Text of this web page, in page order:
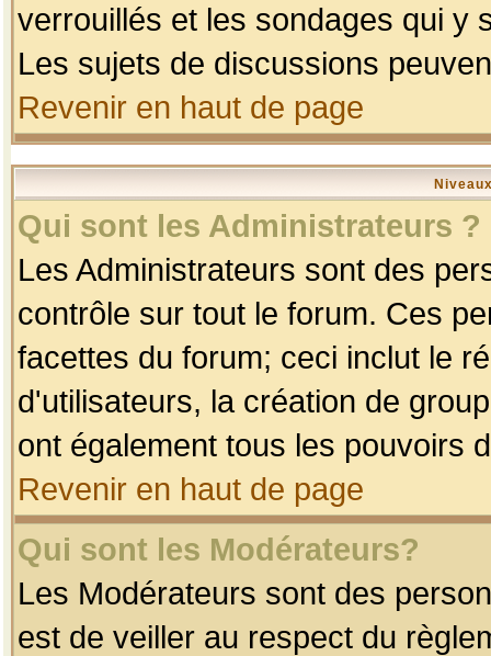
verrouillés et les sondages qui y
Les sujets de discussions
Revenir en haut de page
Qui sont les Administrateurs ?
Les Administrateurs sont des
contrôle sur tout le forum. Ces
facettes du forum; ceci inclut le
d'utilisateurs, la création de
ont également tous les pouvoirs
Revenir en haut de page
Qui sont les Modérateurs?
Les Modérateurs sont des
est de veiller au respect du